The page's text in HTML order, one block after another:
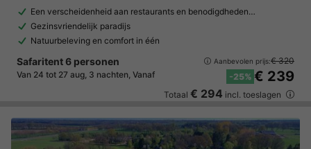
Een verscheidenheid aan restaurants en benodigdheden…
Gezinsvriendelijk paradijs
Natuurbeleving en comfort in één
Safaritent 6 personen
Van 24 tot 27 aug, 3 nachten, Vanaf
Aanbevolen prijs:€ 320
-25% € 239
Totaal € 294 incl. toeslagen